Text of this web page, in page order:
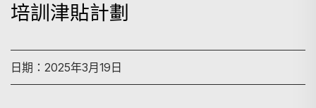
培訓津貼計劃
日期：2025年3月19日